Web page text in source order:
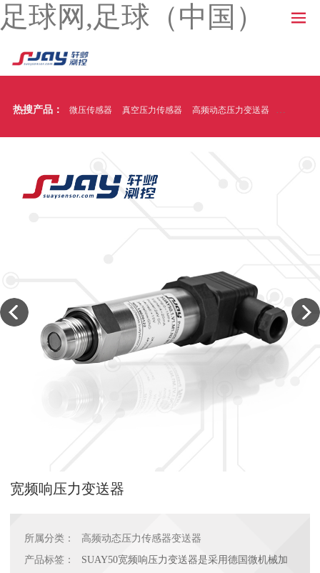
足球网,足球（中国）
热搜产品： 微压传感器 真空压力传感器 高频动态压力变送器 温压一体
宽频响压力变送器
所属分类：
高频动态压力传感器变送器
产品标签：
SUAY50宽频响压力变送器是采用德国微机械加